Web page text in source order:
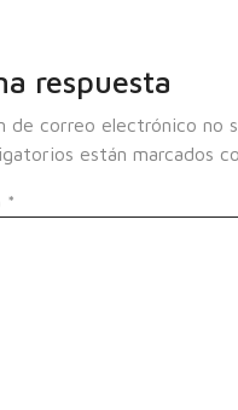
respuesta
de correo electrónico no
están marcados
*